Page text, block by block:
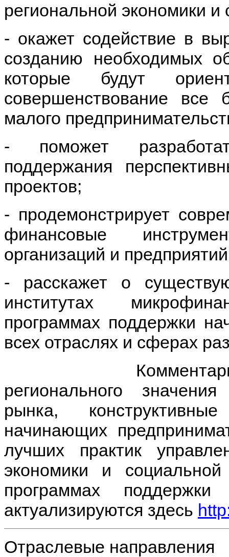
региональной экономики
- окажет содействие в
созданию необходимых
которые будут
совершенствование все
малого
- поможет
поддержания
проектов;
- продемонстрирует
финансовые
организаций и
- расскажет о
институтах
программах поддержки
всех отраслях и сферах
Комментарии
регионального
рынка,
начинающих
лучших практик
экономики и
программах
актуализируются здесь
Отраслевые направления